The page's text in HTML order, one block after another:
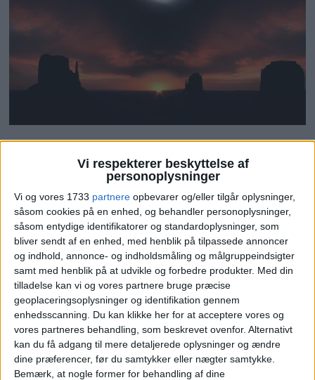
Vi respekterer beskyttelse af
personoplysninger
Vi og vores 1733 partnere opbevarer og/eller tilgår oplysninger,
såsom cookies på en enhed, og behandler personoplysninger,
såsom entydige identifikatorer og standardoplysninger, som
bliver sendt af en enhed, med henblik på tilpassede annoncer
og indhold, annonce- og indholdsmåling og målgruppeindsigter
samt med henblik på at udvikle og forbedre produkter. Med din
tilladelse kan vi og vores partnere bruge præcise
geoplaceringsoplysninger og identifikation gennem
enhedsscanning. Du kan klikke her for at acceptere vores og
vores partneres behandling, som beskrevet ovenfor. Alternativt
kan du få adgang til mere detaljerede oplysninger og ændre
dine præferencer, før du samtykker eller nægter samtykke.
Bemærk, at nogle former for behandling af dine
Her kan du opleve
total
solformørkelse
Den 12. august 2026 kan man opleve delvis
solformørkelse i Danmark, men tager man til
Spanien, Grønland eller Island, kan man opleve
den totale solformørkelse, hvor solen for en kort
stund forsvinder helt. Ifølge momondo rejser vi i
stigende grad efter store naturoplevelser, og